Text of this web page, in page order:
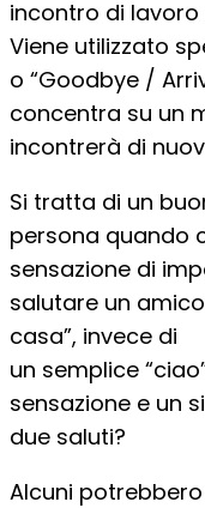
incontro di
Viene utilizzato
o “Goodbye /
concentra su un
incontrerà di
Si tratta di un
persona quando
sensazione di
salutare un
casa”, invece di
un semplice
sensazione e un
due saluti?
Alcuni